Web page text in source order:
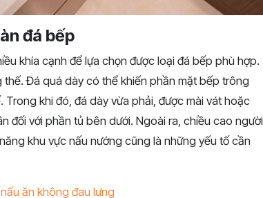
đá bếp
khía cạnh để lựa chọn được loại đá bếp phù hợp.
Đá quá dày có thể khiến phần mặt bếp trông
khi đó, đá dày vừa phải, được mài vát hoặc
đối với phần tủ bên dưới. Ngoài ra, chiều cao người
khu vực nấu nướng cũng là những yếu tố cần
ăn không đau lưng